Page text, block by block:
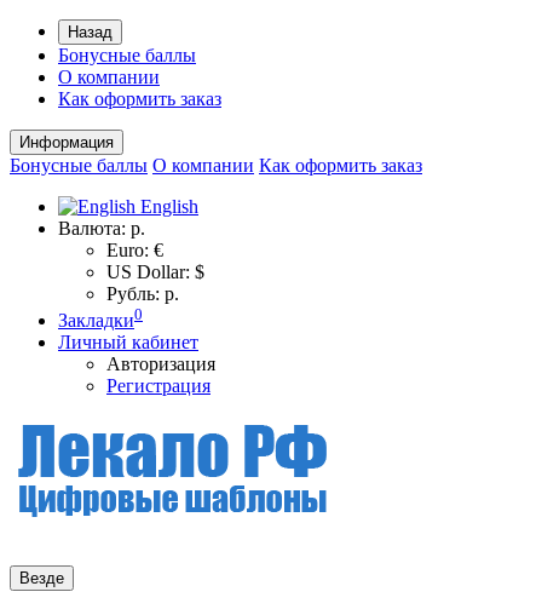
Назад
Бонусные баллы
О компании
Как оформить заказ
Информация
Бонусные баллы О компании Как оформить заказ
English
Валюта: р.
Euro: €
US Dollar: $
Рубль: р.
Закладки0
Личный кабинет
Авторизация
Регистрация
Везде